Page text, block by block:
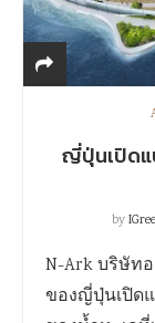
ญี่ปุ่นเปิดแ
by
N-Ark บริษัท
ของญี่ปุ่นเปิด